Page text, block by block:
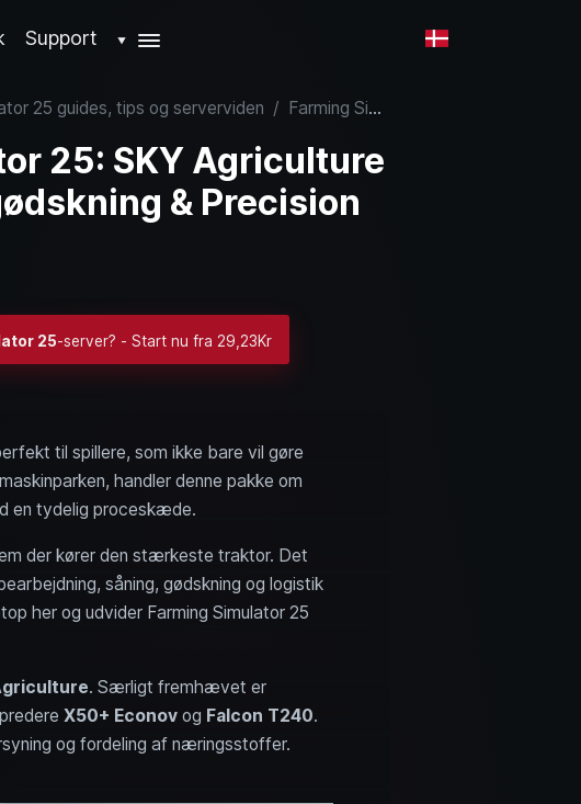
Support ▼
25 guides, tips og serverviden / Farming Simulator 25: SKY Agriculture Pack - Såning, gødskning & Precision Farming
25: SKY Agriculture
& Precision
25-server? - Start nu fra 29,23Kr
til spillere, som ikke bare vil gøre
handler denne pakke om
en tydelig proceskæde.
der kører den stærkeste traktor. Det
såning, gødskning og logistik
her og udvider Farming Simulator 25
. Særligt fremhævet er
X50+ Econovog Falcon T240.
og fordeling af næringsstoffer.